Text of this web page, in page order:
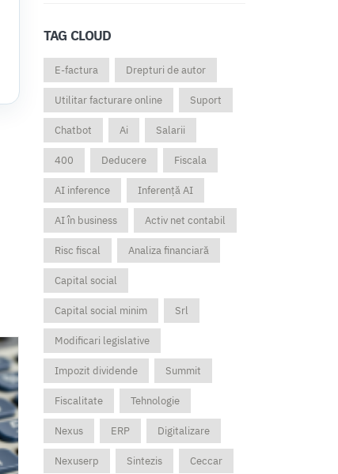
TAG CLOUD
E-factura Drepturi de autor
Utilitar facturare online Suport
Chatbot Ai Salarii
400 Deducere Fiscala
AI inference Inferență AI
AI în business Activ net contabil
Risc fiscal Analiza financiară
Capital social
Capital social minim Srl
Modificari legislative
Impozit dividende Summit
Fiscalitate Tehnologie
Nexus ERP Digitalizare
Nexuserp Sintezis Ceccar